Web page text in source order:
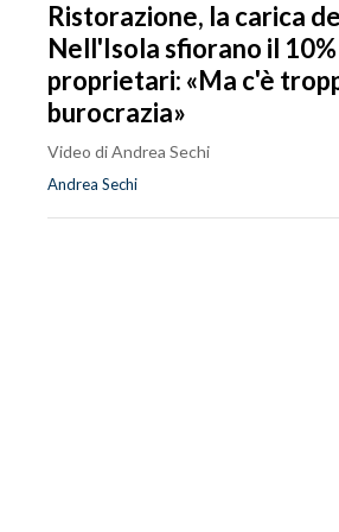
Ristorazione, la carica
Nell'Isola sfiorano il
proprietari: «Ma c'è
burocrazia»
Video di Andrea Sechi
Andrea Sechi